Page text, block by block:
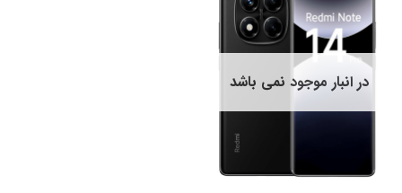
در انبار موجود نمی باشد